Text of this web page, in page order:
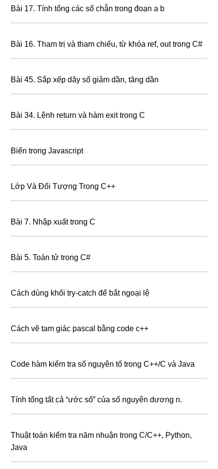
Bài 17. Tính tổng các số chẵn trong đoạn a b
Bài 16. Tham trị và tham chiếu, từ khóa ref, out trong C#
Bài 45. Sắp xếp dãy số giảm dần, tăng dần
Bài 34. Lệnh return và hàm exit trong C
Biến trong Javascript
Lớp Và Đối Tượng Trong C++
Bài 7. Nhập xuất trong C
Bài 5. Toán tử trong C#
Cách dùng khối try-catch để bắt ngoại lệ
Cách vẽ tam giác pascal bằng code c++
Code hàm kiểm tra số nguyên tố trong C++/C và Java
Tính tổng tất cả “ước số” của số nguyên dương n.
Thuật toán kiểm tra năm nhuận trong C/C++, Python,
Java